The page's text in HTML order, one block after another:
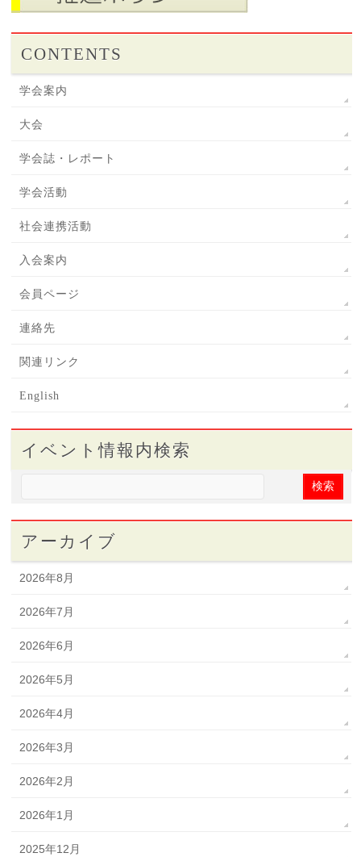
CONTENTS
学会案内
大会
学会誌・レポート
学会活動
社会連携活動
入会案内
会員ページ
連絡先
関連リンク
English
イベント情報内検索
アーカイブ
2026年8月
2026年7月
2026年6月
2026年5月
2026年4月
2026年3月
2026年2月
2026年1月
2025年12月